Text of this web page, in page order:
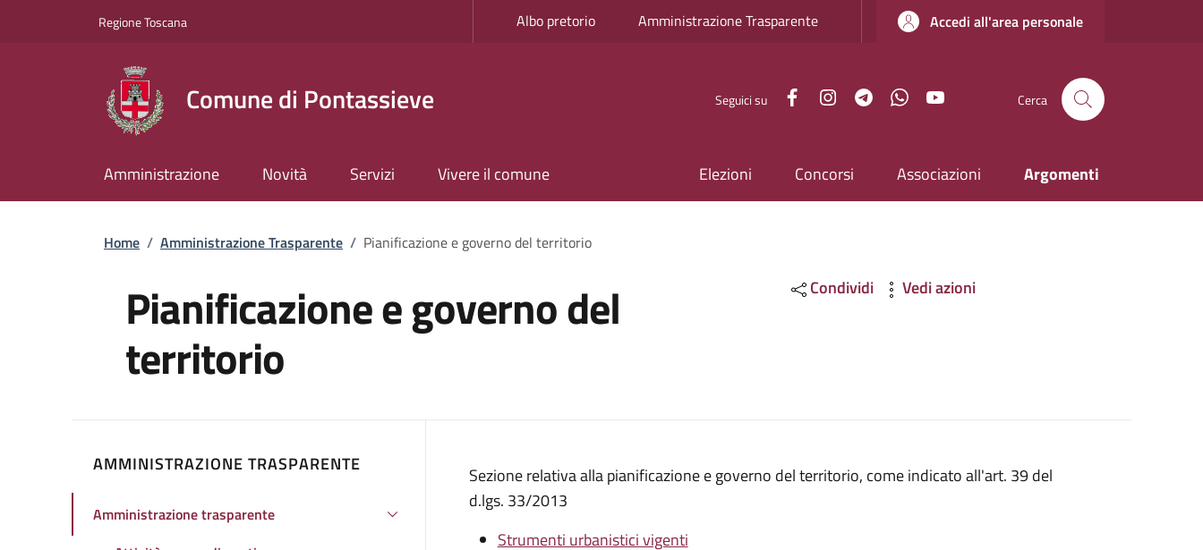
Regione ToscanaSlim top Albo pretorio Amministrazione Trasparente Accedi all'area personale
Comune di Pontassieve Seguici su FacebookInstagramTelegramWhatsApp Cerca
Amministrazione Novità Servizi Vivere il comune Elezioni Concorsi Associazioni Argomenti
Briciole di pane
Home / Amministrazione Trasparente / Pianificazione e governo del territorio
Pianificazione e governo del
territorio
Condividi Vedi azioni
AMMINISTRAZIONE TRASPARENTE
Amministrazione trasparente
Attivo
Descrizione
Sezione relativa alla pianificazione e governo del territorio, come indicato all'art. 39 del
d.lgs. 33/2013
Strumenti urbanistici vigenti